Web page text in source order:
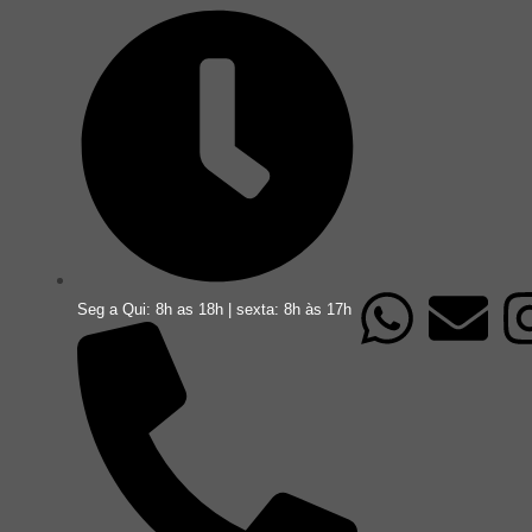
Seg a Qui: 8h as 18h | sexta: 8h às 17h